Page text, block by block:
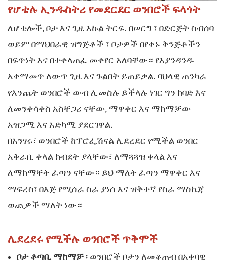
የሆቴሉ ኢንዱስትሪ የመደርደር ወንበሮች ፍላጎት
ለሆቴሎች, ቦታ እና ጊዜ እኩል ትርፍ. በሠርግ ፣ በድርጅት ስብሰባ
ወይም በማህበራዊ ዝግጅቶች ፣ ቦታዎች በየቀኑ ቅንጅቶችን
በፍጥነት እና በተቀላጠፈ መቀየር አለባቸው። የእያንዳንዱ
አቀማመጥ ለውጥ ጊዜ እና ጉልበት ይጠይቃል. ባህላዊ ጠንካራ
የእንጨት ወንበሮች ውብ ሊመስሉ ይችላሉ ነገር ግን ከባድ እና
ለመንቀሳቀስ አስቸጋሪ ናቸው, ማዋቀር እና ማከማቻው
አዝጋሚ እና አድካሚ ያደርገዋል.
በአንፃሩ፣ ወንበሮች ከፕሮፌሽናል ሊደረደር የሚችል ወንበር
አቅራቢ ቀላል ክብደት ያላቸው፣ ለማጓጓዝ ቀላል እና
ለማከማቸት ፈጣን ናቸው። ይህ ማለት ፈጣን ማዋቀር እና
ማፍረስ፣ በእጅ የሚሰራ ስራ ያነሰ እና ዝቅተኛ የስራ ማስኬጃ
ወጪዎች ማለት ነው።
ሊደረደሩ የሚችሉ ወንበሮች ጥቅሞች
ቦታ ቆጣቢ ማከማቻ ፡ ወንበሮች ቦታን ለመቆጠብ በአቀባዊ